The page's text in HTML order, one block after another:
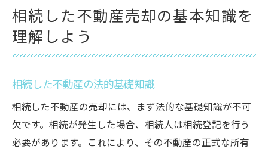
プロの助言を受けるタイミングとは
兵庫県姫路市での不動産相続後の売却判断のポ
イント
適切な売却時期を見極める方法
姫路市での相続不動産の需要分析
専門家の意見を活用した売却戦略
姫路市の地域特性を活かした売却方法
相続した不動産売却の基本知識を
理解しよう
相続した不動産の法的基礎知識
相続した不動産の売却には、まず法的な基礎知識が不可
欠です。相続が発生した場合、相続人は相続登記を行う
必要があります。これにより、その不動産の正式な所有